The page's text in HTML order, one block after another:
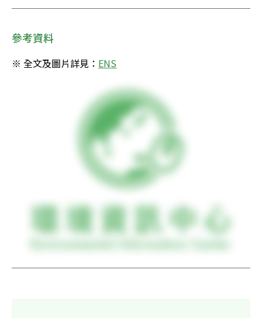
參考資料
※ 全文及圖片詳見： ENS